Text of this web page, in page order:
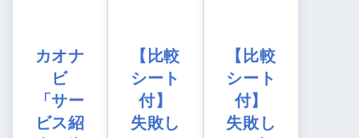
カオナ
ビ
「サー
ビス紹
【比較
シート
付】
失敗し
【比較
シート
付】
失敗し